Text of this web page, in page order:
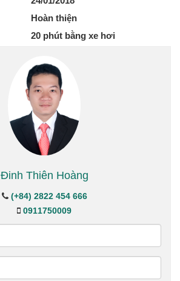
Hoàn thiện
20 phút bằng xe hơi
Đinh Thiên Hoàng
(+84) 2822 454 666
0911750009